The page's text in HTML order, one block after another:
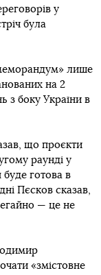
у
була
лише
на 2
з боку України в
що проєкти
раунді у
буде готова в
Пєсков сказав,
— це не
«змістовне